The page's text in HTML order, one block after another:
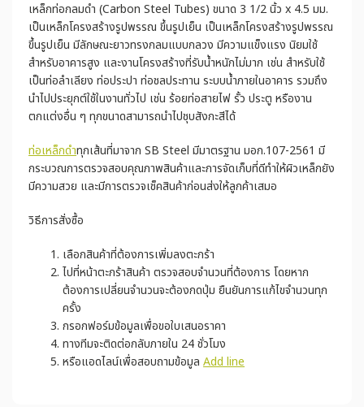
เหล็กท่อกลมดำ (Carbon Steel Tubes) ขนาด 3 1/2 นิ้ว x 4.5 มม.
เป็นเหล็กโครงสร้างรูปพรรณ ขึ้นรูปเย็น เป็นเหล็กโครงสร้างรูปพรรณ
ขึ้นรูปเย็น มีลักษณะยาวทรงกลมแบบกลวง มีความแข็งแรง นิยมใช้
สำหรับอาคารสูง และงานโครงสร้างที่รับน้ำหนักไม่มาก เช่น สำหรับใช้
เป็นท่อลำเลียง ท่อประปา ท่อชลประทาน ระบบน้ำภายในอาคาร รวมถึง
นำไปประยุกต์ใช้ในงานทั่วไป เช่น ร้อยท่อสายไฟ รั้ว ประตู หรืองาน
ตกแต่งอื่น ๆ ทุกขนาดสามารถนำไปชุบสังกะสีได้
ท่อเหล็กดำทุกเส้นที่มาจาก SB Steel มีมาตรฐาน มอก.107-2561 มี
กระบวณการตรวจสอบคุณภาพสินค้าและการจัดเก็บที่ดีทำให้ผิวเหล็กยัง
มีความสวย และมีการตรวจเช็คสินค้าก่อนส่งให้ลูกค้าเสมอ
วิธีการสั่งซื้อ
เลือกสินค้าที่ต้องการเพิ่มลงตะกร้า
ไปที่หน้าตะกร้าสินค้า ตรวจสอบจำนวนที่ต้องการ โดยหาก
ต้องการเปลี่ยนจำนวนจะต้องกดปุ่ม ยืนยันการแก้ไขจำนวนทุก
ครั้ง
กรอกฟอร์มข้อมูลเพื่อขอใบเสนอราคา
ทางทีมจะติดต่อกลับภายใน 24 ชั่วโมง
หรือแอดไลน์เพื่อสอบถามข้อมูล Add line